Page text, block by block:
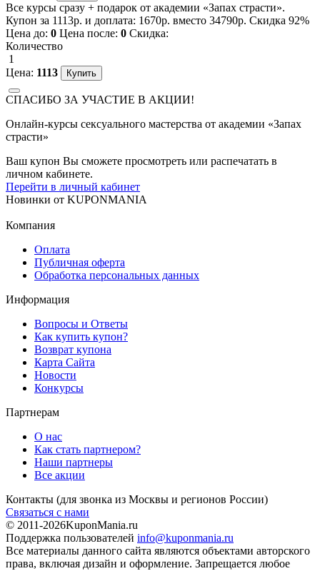
Все курсы сразу + подарок от академии «Запах страсти».
Купон за 1113р. и доплата: 1670р. вместо 34790р. Скидка 92%
Цена до: 0 Цена после: 0 Скидка:
Количество
1
Цена: 1113
СПАСИБО ЗА УЧАСТИЕ В АКЦИИ!
Онлайн-курсы сексуального мастерства от академии «Запах
страсти»
Ваш купон Вы сможете просмотреть или распечатать в
личном кабинете.
Перейти в личный кабинет
Новинки от KUPONMANIA
Компания
Оплата
Публичная оферта
Обработка персональных данных
Информация
Вопросы и Ответы
Как купить купон?
Возврат купона
Карта Сайта
Новости
Конкурсы
Партнерам
О нас
Как стать партнером?
Наши партнеры
Все акции
Контакты (для звонка из Москвы и регионов России)
Связаться с нами
© 2011-2026KuponMania.ru
Поддержка пользователей info@kuponmania.ru
Все материалы данного сайта являются объектами авторского
права, включая дизайн и оформление. Запрещается любое